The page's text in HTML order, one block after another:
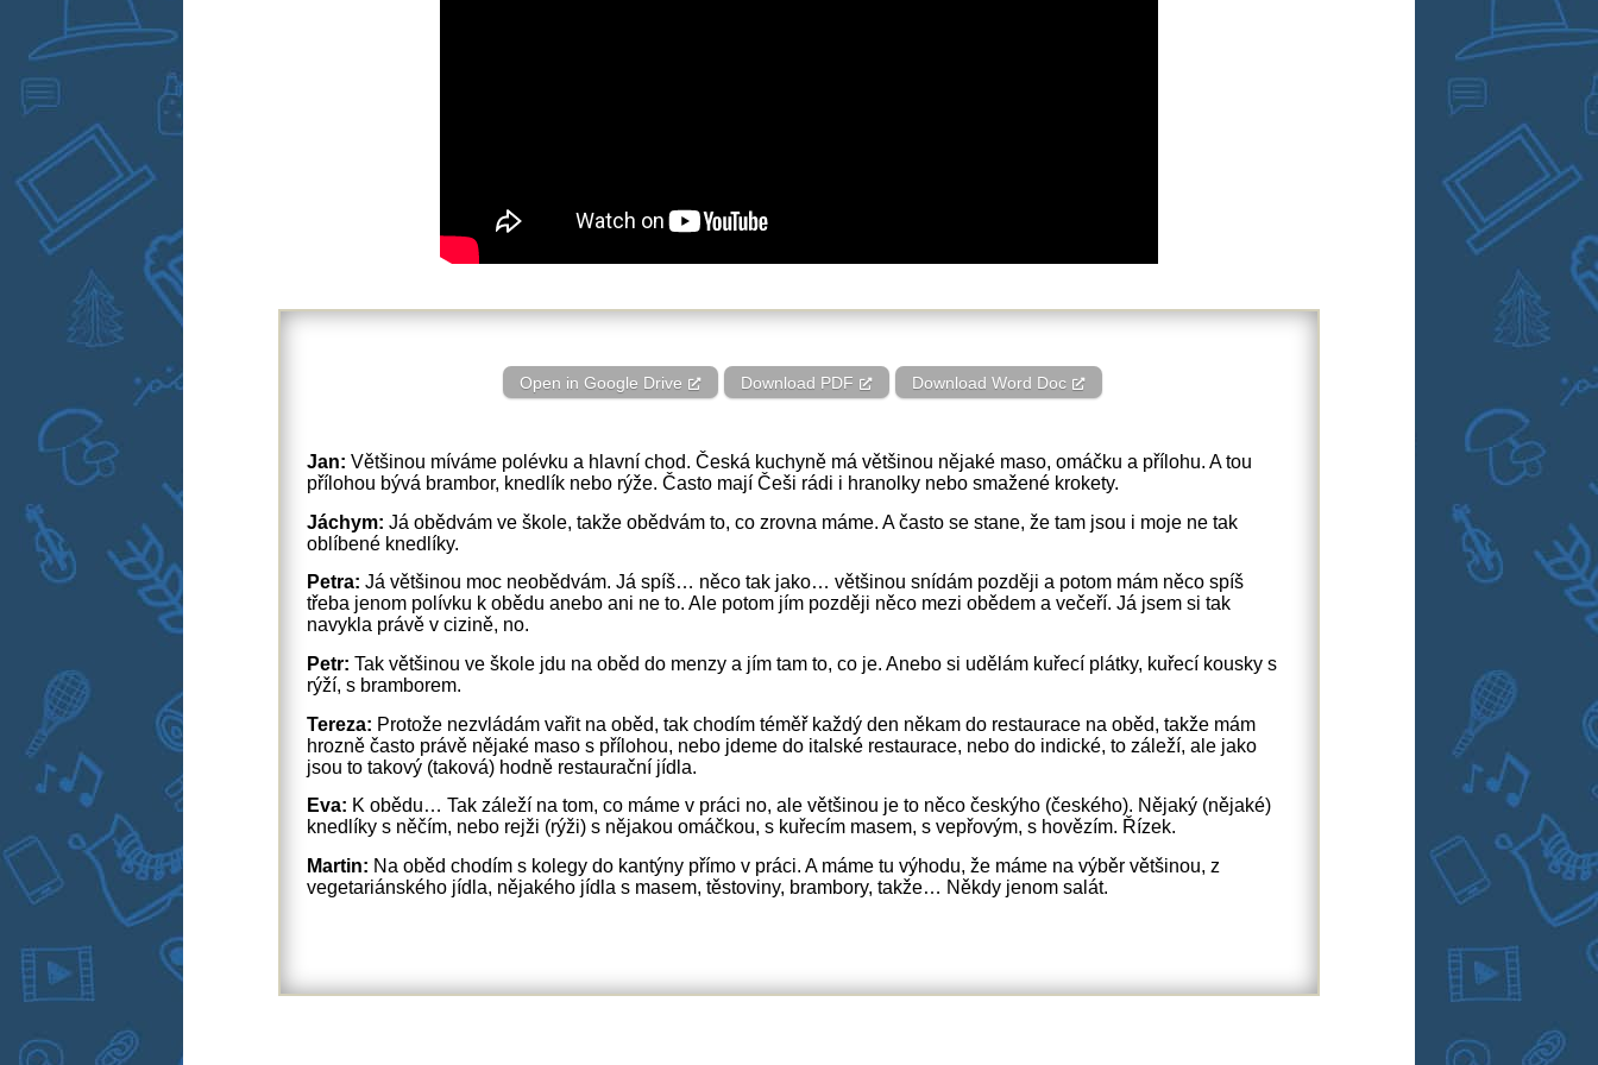
Open in Google Drive Download PDF Download Word Doc
Jan:Většinou míváme polévku a hlavní chod. Česká kuchyně má většinou nějaké maso, omáčku a přílohu. A tou
přílohou bývá brambor, knedlík nebo rýže. Často mají Češi rádi i hranolky nebo smažené krokety.
Jáchym:Já obědvám ve škole, takže obědvám to, co zrovna máme. A často se stane, že tam jsou i moje ne tak
oblíbené knedlíky.
Petra:Já většinou moc neobědvám. Já spíš… něco tak jako… většinou snídám později a potom mám něco spíš
třeba jenom polívku k obědu anebo ani ne to. Ale potom jím později něco mezi obědem a večeří. Já jsem si tak
navykla právě v cizině, no.
Petr:Tak většinou ve škole jdu na oběd do menzy a jím tam to, co je. Anebo si udělám kuřecí plátky, kuřecí kousky s
rýží, s bramborem.
Tereza: Protože nezvládám vařit na oběd, tak chodím téměř každý den někam do restaurace na oběd, takže mám
hrozně často právě nějaké maso s přílohou, nebo jdeme do italské restaurace, nebo do indické, to záleží, ale jako
jsou to takový (taková) hodně restaurační jídla.
Eva: K obědu… Tak záleží na tom, co máme v práci no, ale většinou je to něco českýho (českého). Nějaký (nějaké)
knedlíky s něčím, nebo rejži (rýži) s nějakou omáčkou, s kuřecím masem, s vepřovým, s hovězím. Řízek.
Martin: Na oběd chodím s kolegy do kantýny přímo v práci. A máme tu výhodu, že máme na výběr většinou, z
vegetariánského jídla, nějakého jídla s masem, těstoviny, brambory, takže… Někdy jenom salát.